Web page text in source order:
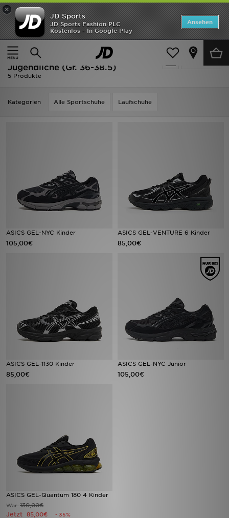
×
JD Sports
JD Sports Fashion PLC
Kostenlos - In Google Play
Ansehen
Startseite
Kinder Schuhe Jugendliche (Gr. 36-38.5)
verfeinern
Kinder - Schwarz ASICS Schuhe
Jugendliche (Gr. 36-38.5)
5 Produkte
Kategorien Alle Sportschuhe Laufschuhe
ASICS GEL-NYC Kinder
105,00€
ASICS GEL-VENTURE 6 Kinder
85,00€
ASICS GEL-1130 Kinder
85,00€
ASICS GEL-NYC Junior
105,00€
ASICS GEL-Quantum 180 4 Kinder
War130,00€
Jetzt 85,00€ - 35%
Startseite
ANGEBOTE
Marken
Bestsellers
JD Exklusives
Fußball
Filialfinder
Meine Nachrichten
Trending Styles